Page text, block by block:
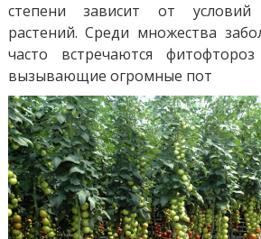
степени зависит от условий
растений. Среди множества
часто встречаются
вызывающие огромные пот